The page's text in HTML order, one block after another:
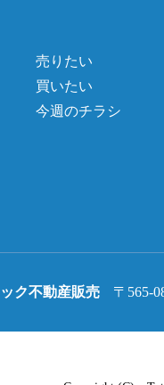
売りたい
買いたい
今週のチラシ
ク不動産販売 〒565-